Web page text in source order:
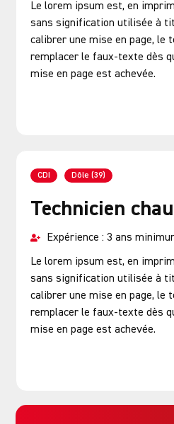
Le lorem ipsum est, en
sans signification utilisée à
calibrer une mise en page,
remplacer le faux-texte dès
mise en page est achevée.
CDI Dôle (39)
Technicien
Expérience : 3 ans
Le lorem ipsum est, en
sans signification utilisée à
calibrer une mise en page,
remplacer le faux-texte dès
mise en page est achevée.